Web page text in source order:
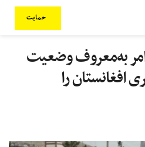
حمایت
امر به‌معروف وضعیت
افغانستان را